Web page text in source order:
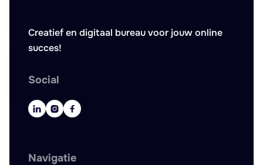
Creatief en digitaal bureau voor jouw online
succes!
Social
  
Navigatie